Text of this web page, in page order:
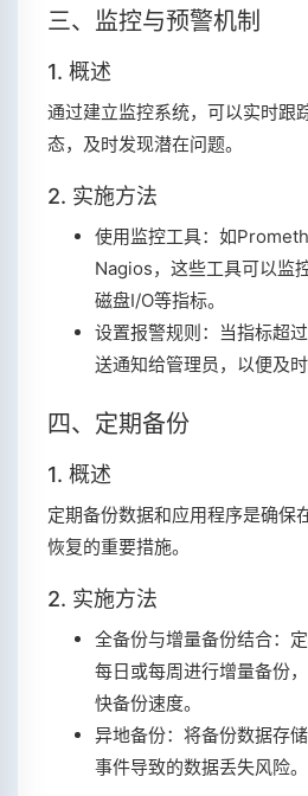
三、监控与预警机制
1. 概述
通过建立监控系统，可以实时跟
态，及时发现潜在问题。
2. 实施方法
使用监控工具：如
Nagios，这些工具可以监
磁盘I/O等指标。
设置报警规则：当指标超
送通知给管理员，以便及时
四、定期备份
1. 概述
定期备份数据和应用程序是确保
恢复的重要措施。
2. 实施方法
全备份与增量备份结合：
每日或每周进行增量备份
快备份速度。
异地备份：将备份数据存
事件导致的数据丢失风险。